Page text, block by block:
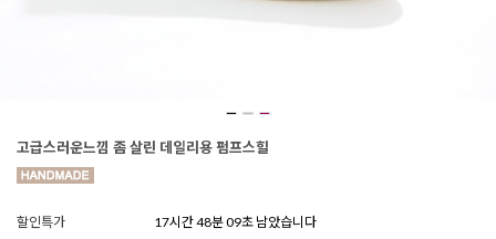
고급스러운느낌 좀 살린 데일리용 펌프스힐
할인특가
17시간 48분 06초 남았습니다